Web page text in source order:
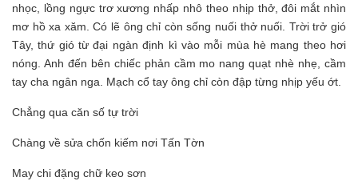
nhọc, lồng ngực trơ xương nhấp nhô theo nhịp thở, đôi mắt nhìn
mơ hồ xa xăm. Có lẽ ông chỉ còn sống nuối thở nuối. Trời trở gió
Tây, thứ gió từ đại ngàn định kì vào mỗi mùa hè mang theo hơi
nóng. Anh đến bên chiếc phản cầm mo nang quạt nhè nhẹ, cầm
tay cha ngân nga. Mạch cổ tay ông chỉ còn đập từng nhịp yếu ớt.
Chẳng qua căn số tự trời
Chàng về sửa chốn kiếm nơi Tấn Tờn
May chi đặng chữ keo sơn